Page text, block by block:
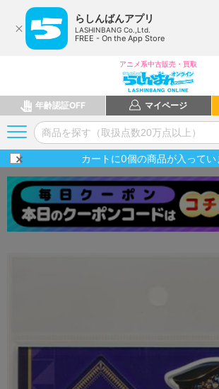
らしんばんアプリ
LASHINBANG Co.,Ltd.
FREE - On the App Store
アニメ系中古販売・買取
年齢認証OFF マイページ
カートに0個の商品が入ってい